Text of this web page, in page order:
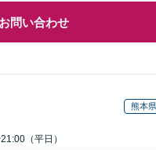
問い合わせ
熊本県
（平日）